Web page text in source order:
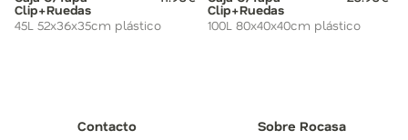
Clip+Ruedas
45L 52x36x35cm plástico
Clip+Ruedas
100L 80x40x40cm plástico
Contacto
Sobre Rocasa